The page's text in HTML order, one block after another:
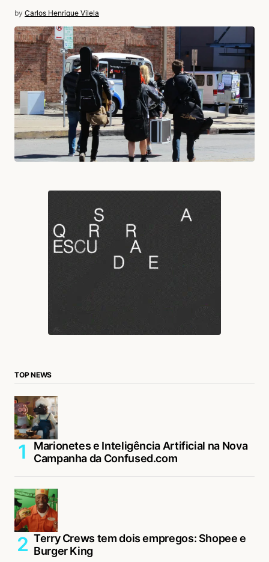
by Carlos Henrique Vilela
TOP NEWS
Marionetes e Inteligência Artificial na Nova
Campanha da Confused.com
Terry Crews tem dois empregos: Shopee e
Burger King